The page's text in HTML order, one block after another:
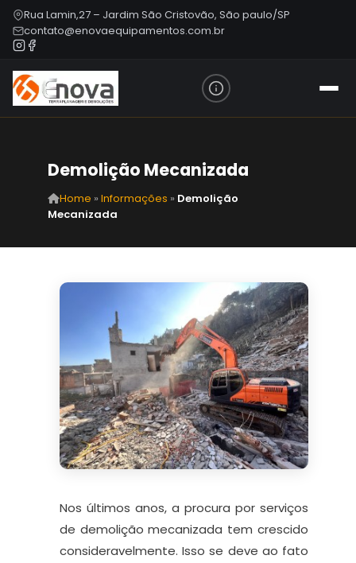
Rua Lamin,27 – Jardim São Cristovão, São paulo/SP
contato@enovaequipamentos.com.br
Demolição Mecanizada
Home » Informações » Demolição
Mecanizada
Nos últimos anos, a procura por serviços
de demolição mecanizada tem crescido
consideravelmente. Isso se deve ao fato